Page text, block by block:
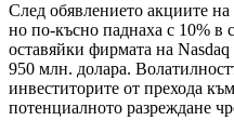
След обявлението акциите
но по-късно паднаха с 10% в
оставяйки фирмата на
950 млн. долара.
инвеститорите от прехода
потенциалното разреждане